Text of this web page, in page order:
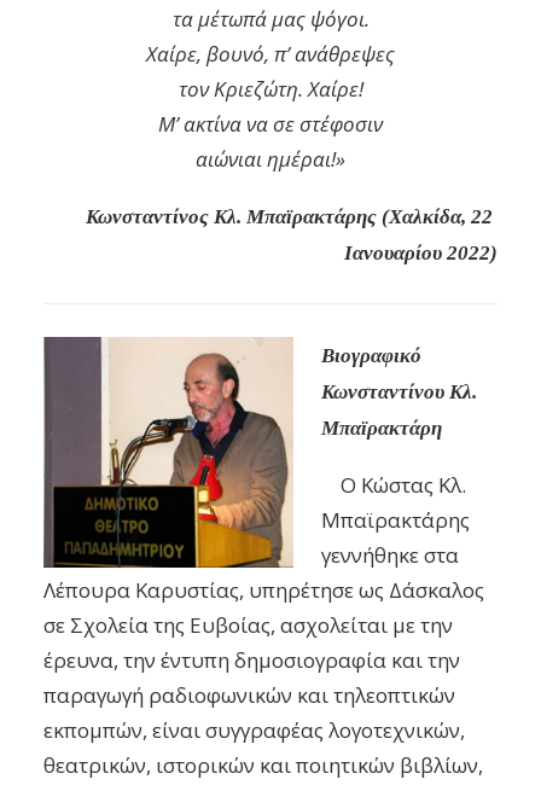
τα μέτωπά μας ψόγοι.
Χαίρε, βουνό, π’ ανάθρεψες
τον Κριεζώτη. Χαίρε!
Μ’ ακτίνα να σε στέφοσιν
αιώνιαι ημέραι!»
Κωνσταντίνος Κλ. Μπαϊρακτάρης (Χαλκίδα, 22
Ιανουαρίου 2022)
Βιογραφικό
Κωνσταντίνου Κλ.
Μπαϊρακτάρη
Ο Κώστας Κλ.
Μπαϊρακτάρης
γεννήθηκε στα
Λέπουρα Καρυστίας, υπηρέτησε ως Δάσκαλος
σε Σχολεία της Ευβοίας, ασχολείται με την
έρευνα, την έντυπη δημοσιογραφία και την
παραγωγή ραδιοφωνικών και τηλεοπτικών
εκπομπών, είναι συγγραφέας λογοτεχνικών,
θεατρικών, ιστορικών και ποιητικών βιβλίων,